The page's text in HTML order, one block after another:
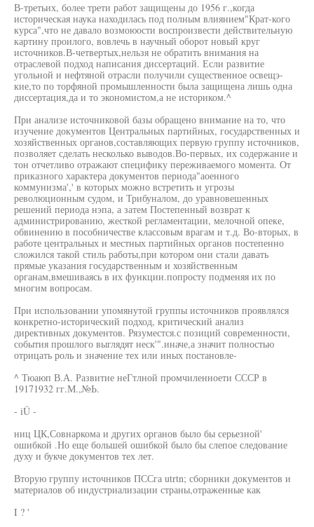
В-третьих, более трети работ защищены до 1956 г.,когда
историческая наука находилась под полным влиянием"Крат-кого
курса",что не давало возмоюости воспроизвести действительную
картину проилого, вовлечь в научный оборот новый круг
источников.В-четвертых,нельзя не обратить внимания на
отраслевой подход написания диссертаций. Если развитие
угольной и нефтяной отрасли получили существенное освещэ-
кие,то по торфяной промышленности была защищена лишь одна
диссертация,да и то экономистом,а не историком.^
При анализе источниковой базы обращено внимание на то, что
изучение документов Центральных партийных, государственных и
хозяйственных органов,составляющих первую группу источников,
позволяет сделать несколько выводов.Во-первых, их содержание и
тон отчетливо отражают специфику переживаемого момента. От
приказного характера документов периода"аоенного
коммунизма',' в которых можно встретить и угрозы
революционным судом, и Трибуналом, до уравновешенных
решений периода нэпа, а затем Постепенный возврат к
администрированию, жесткой регламентации, мелочной опеке,
обвинению в пособничестве классовым врагам и т.д. Во-вторых, в
работе центральных и местных партийных органов постепенно
сложился такой стиль работы,при котором они стали давать
прямые указания государственным и хозяйственным
органам,вмешиваясь в их функции.попросту подменяя их по
многим вопросам.
При использовании упомянутой группы источников проявлялся
конкретно-исторический подход, критический анализ
директивных документов. Рязуместся.с позиций современности,
события прошлого выглядят неск'".иначе,а значит полностью
отрицать роль и значение тех или иных постановле-
^ Тюаюп В.А. Развитие неГтлной промчиленноети СССР в
19171932 гг.М.,№Ь.
- iÜ -
ниц ЦК,Совнаркома и других органов было бы серьезной'
ошибкой .Но еще большей ошибкой было бы слепое следование
духу и букче документов тех лет.
Вторую группу источников ПССга utrtn; сборники документов и
материалов об индустриализации страны,отраженные как
I ? '